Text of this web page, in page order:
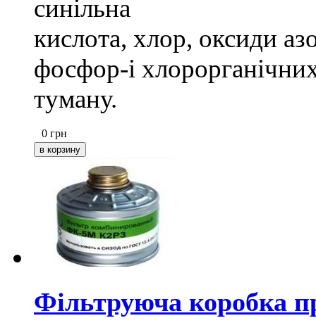
синільна
кислота, хлор, оксиди
фосфор-і
туману.
0 грн
Фільтруюча коробка